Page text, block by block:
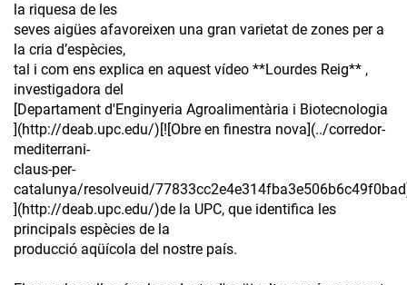
la riquesa de les
seves aigües afavoreixen una gran varietat de zones per a
la cria d’espècies,
tal i com ens explica en aquest vídeo **Lourdes Reig** ,
investigadora del
[Departament d'Enginyeria Agroalimentària i Biotecnologia
](http://deab.upc.edu/)[![Obre en finestra nova](../corredor-
mediterrani-
claus-per-
catalunya/resolveuid/
](http://deab.upc.edu/)de la UPC, que identifica les
principals espècies de la
producció aqüícola del nostre país.